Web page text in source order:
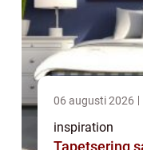
06 augusti 2026
inspiration